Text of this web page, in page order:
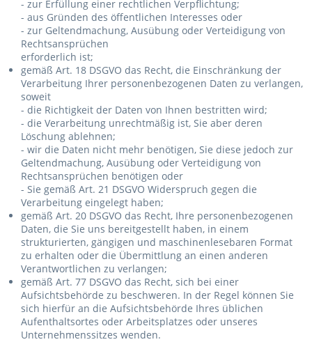
- zur Erfüllung einer rechtlichen Verpflichtung;
- aus Gründen des öffentlichen Interesses oder
- zur Geltendmachung, Ausübung oder Verteidigung von
Rechtsansprüchen
erforderlich ist;
gemäß Art. 18 DSGVO das Recht, die Einschränkung der
Verarbeitung Ihrer personenbezogenen Daten zu verlangen,
soweit
- die Richtigkeit der Daten von Ihnen bestritten wird;
- die Verarbeitung unrechtmäßig ist, Sie aber deren
Löschung ablehnen;
- wir die Daten nicht mehr benötigen, Sie diese jedoch zur
Geltendmachung, Ausübung oder Verteidigung von
Rechtsansprüchen benötigen oder
- Sie gemäß Art. 21 DSGVO Widerspruch gegen die
Verarbeitung eingelegt haben;
gemäß Art. 20 DSGVO das Recht, Ihre personenbezogenen
Daten, die Sie uns bereitgestellt haben, in einem
strukturierten, gängigen und maschinenlesebaren Format
zu erhalten oder die Übermittlung an einen anderen
Verantwortlichen zu verlangen;
gemäß Art. 77 DSGVO das Recht, sich bei einer
Aufsichtsbehörde zu beschweren. In der Regel können Sie
sich hierfür an die Aufsichtsbehörde Ihres üblichen
Aufenthaltsortes oder Arbeitsplatzes oder unseres
Unternehmenssitzes wenden.